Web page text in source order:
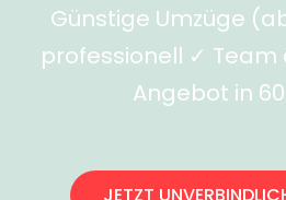
Günstige Umzüge
professionell ✓ Team
Angebot in